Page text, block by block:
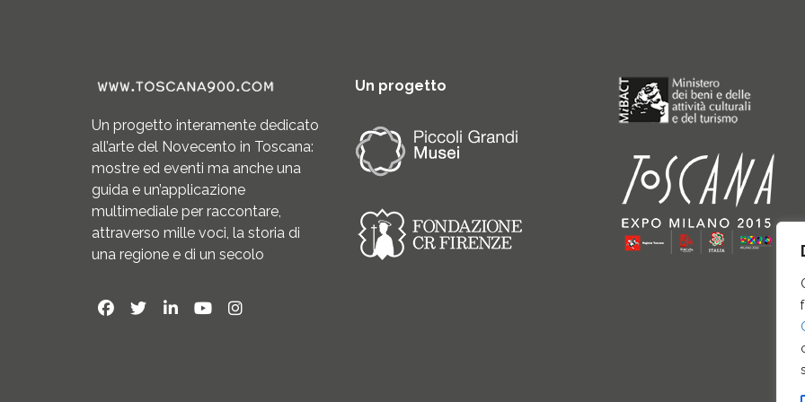
Un progetto interamente dedicato
all’arte del Novecento in Toscana:
mostre ed eventi ma anche una
guida e un’applicazione
multimediale per raccontare,
attraverso mille voci, la storia di
una regione e di un secolo
Un progetto